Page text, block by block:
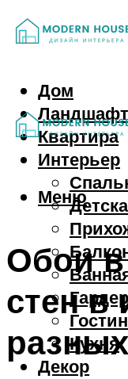
Дом
Квартира
Интерьер
Кухня
Декор
Меню
Обои в
стен в